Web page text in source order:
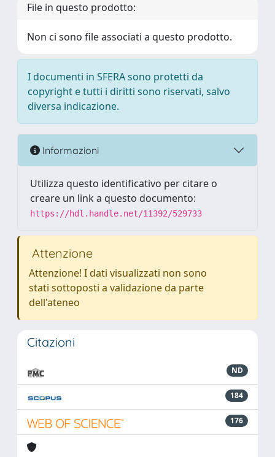
File in questo prodotto:
Non ci sono file associati a questo prodotto.
I documenti in SFERA sono protetti da
copyright e tutti i diritti sono riservati, salvo
diversa indicazione.
Informazioni
Utilizza questo identificativo per citare o
creare un link a questo documento:
https://hdl.handle.net/11392/529733
Attenzione
Attenzione! I dati visualizzati non sono
stati sottoposti a validazione da parte
dell'ateneo
Citazioni
ND
184
176